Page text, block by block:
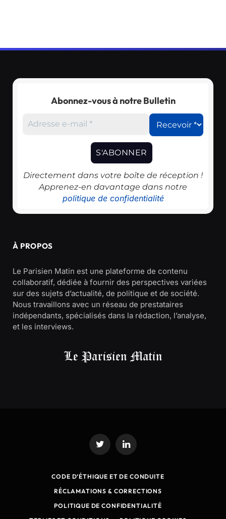
Abonnez-vous à notre Bulletin
Directement dans votre boîte de réception !
Apprenez-en davantage dans notre
politique de confidentialité
À PROPOS
Le Parisien Matin est une plateforme de contenu
collaboratif, dédiée à fournir des perspectives variées
sur des sujets d’actualité, de politique et de société.
Nous travaillons avec un réseau de prestataires
indépendants, spécialisés dans la rédaction, l’analyse,
et les interviews.
Twitter LinkedIn
CODE D’ÉTHIQUE ET DE CONDUITE
RÉCLAMATIONS & CORRECTIONS
POLITIQUE DE CONFIDENTIALITÉ